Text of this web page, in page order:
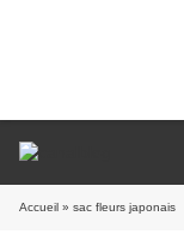
Accueil » sac fleurs japonais